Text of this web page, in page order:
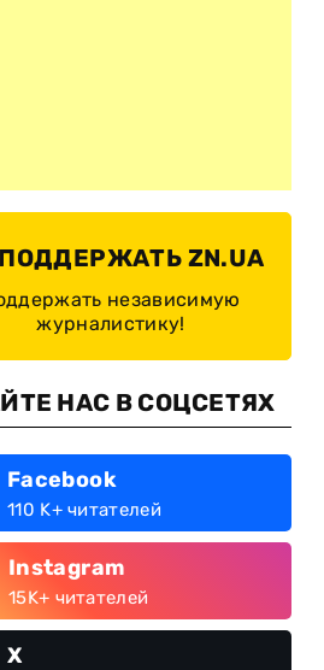
ПОДДЕРЖАТЬ ZN.UA
независимую
журналистику!
НАС В СОЦСЕТЯХ
Facebook
110 K+ читателей
Instagram
15K+ читателей
X